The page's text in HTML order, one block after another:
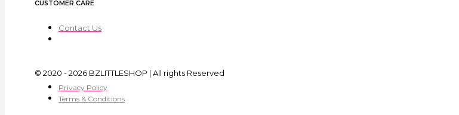
CUSTOMER CARE
Contact Us
© 2020 - 2026 BZLITTLESHOP | All rights Reserved
Privacy Policy
Terms & Conditions